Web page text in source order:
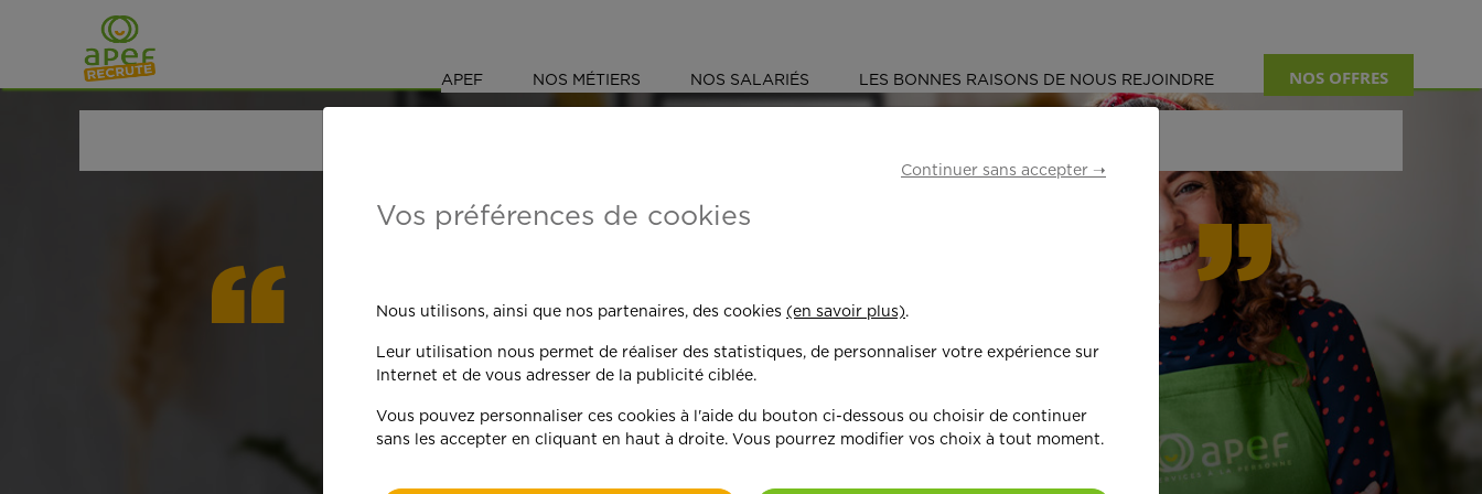
Navigation
Saut au contenu
APEF NOS MÉTIERS NOS SALARIÉS LES BONNES RAISONS DE NOUS REJOINDRE NOS OFFRES
On est toujours plus performant
quand on y met du cœur !
Continuer sans accepter ➝
Vos préférences de cookies
Nous utilisons, ainsi que nos partenaires, des cookies (en savoir plus).
Leur utilisation nous permet de réaliser des statistiques, de personnaliser votre expérience sur
Internet et de vous adresser de la publicité ciblée.
Vous pouvez personnaliser ces cookies à l'aide du bouton ci-dessous ou choisir de continuer
sans les accepter en cliquant en haut à droite. Vous pourrez modifier vos choix à tout moment.